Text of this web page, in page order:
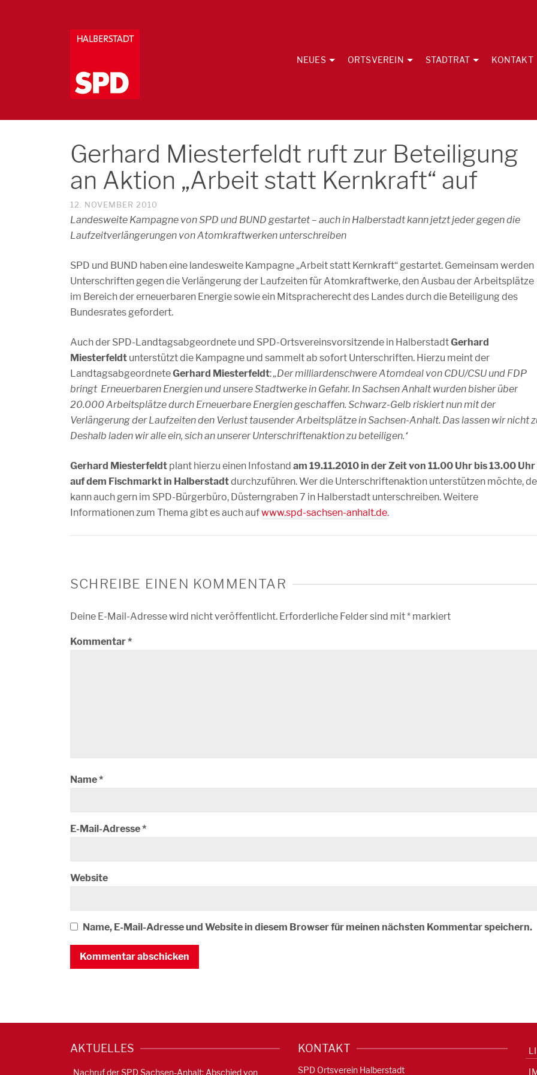
NEUES ORTSVEREIN STADTRAT KONTAKT
Gerhard Miesterfeldt ruft zur Beteiligung
an Aktion „Arbeit statt Kernkraft“ auf
12. NOVEMBER 2010
Landesweite Kampagne von SPD und BUND gestartet – auch in Halberstadt kann jetzt jedergegen die
Laufzeitverlängerungen von Atomkraftwerken unterschreiben
SPD und BUND haben eine landesweite Kampagne „Arbeit statt Kernkraft“ gestartet. Gemeinsam werden
Unterschriften gegen die Verlängerung der Laufzeiten für Atomkraftwerke, den Ausbau der Arbeitsplätze
im Bereich der erneuerbaren Energie sowie ein Mitspracherecht des Landes durch die Beteiligung des
Bundesrates gefordert.
Auch der SPD-Landtagsabgeordnete und SPD-Ortsvereinsvorsitzende in HalberstadtGerhard
Miesterfeldt unterstützt die Kampagne und sammelt ab sofort Unterschriften. Hierzu meint der
LandtagsabgeordneteGerhard Miesterfeldt:„Der milliardenschwere Atomdeal von CDU/CSU und FDP
bringt Erneuerbaren Energien und unsere Stadtwerke in Gefahr. In Sachsen Anhalt wurden bisher über
20.000 Arbeitsplätze durch Erneuerbare Energien geschaffen. Schwarz-Gelb riskiert nun mit der
Verlängerung der Laufzeiten den Verlust tausender Arbeitsplätze in Sachsen-Anhalt. Das lassen wir nicht
Deshalb laden wir alle ein, sich an unserer Unterschriftenaktion zu beteiligen.“
Gerhard Miesterfeldt plant hierzu einen Infostand am 19.11.2010 in der Zeit von 11.00 Uhr bis 13.00 Uhr
auf dem Fischmarkt in Halberstadtdurchzuführen. Wer die Unterschriftenaktion unterstützen möchte,
kann auch gern im SPD-Bürgerbüro, Düsterngraben 7 in Halberstadt unterschreiben. Weitere
Informationen zum Thema gibt es auch aufwww.spd-sachsen-anhalt.de.
SCHREIBE EINEN KOMMENTAR
Deine E-Mail-Adresse wird nicht veröffentlicht. Erforderliche Felder sind mit* markiert
Kommentar*
Name*
E-Mail-Adresse*
Website
Name, E-Mail-Adresse und Website in diesem Browser für meinen nächsten Kommentar speichern.
AKTUELLES
Nachruf der SPD Sachsen-Anhalt: Abschied von
KONTAKT
SPD Ortsverein Halberstadt